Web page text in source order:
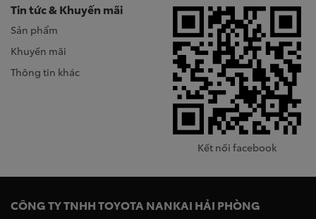
Tin tức & Khuyến mãi
Sản phẩm
Khuyến mãi
Thông tin khác
Kết nối facebook
CÔNG TY TNHH TOYOTA NANKAI HẢI PHÒNG